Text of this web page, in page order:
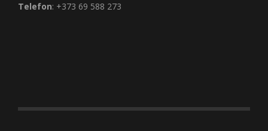
Telefon: +373 69 588 273